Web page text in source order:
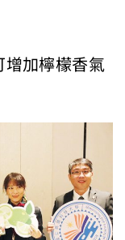
加檸檬香氣